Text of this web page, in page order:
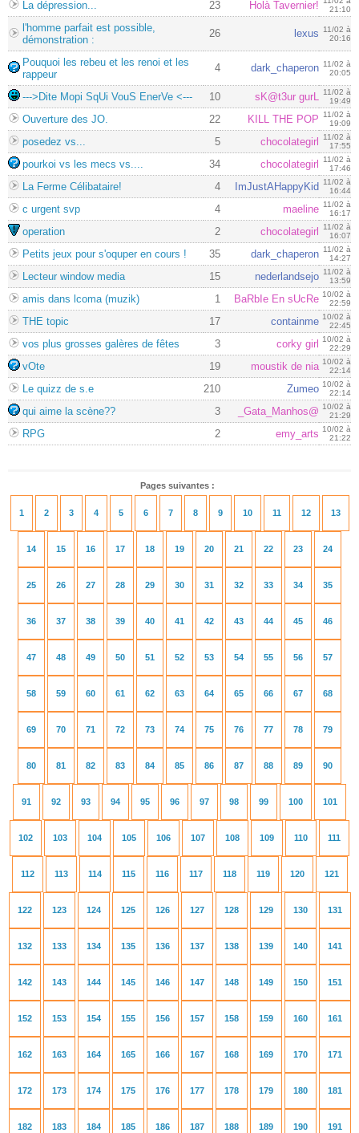
La dépression... 23 Holà Tavernier!
21:10
l'homme parfait est possible,
démonstration :
26 lexus 11/02 à
20:16
Pouquoi les rebeu et les renoi et les
rappeur
4 dark_chaperon 11/02 à
20:05
--->Dite Mopi SqUi VouS EnerVe <--- 10 sK@t3ur gurL 11/02 à
19:49
Ouverture des JO. 22 KILL THE POP 11/02 à
19:09
posedez vs... 5 chocolategirl
11/02 à
17:55
pourkoi vs les mecs vs.... 34 chocolategirl
11/02 à
17:46
La Ferme Célibataire! 4 ImJustAHappyKid 11/02 à
16:44
c urgent svp 4 maeline 11/02 à
16:17
operation 2 chocolategirl
11/02 à
16:07
Petits jeux pour s'oquper en cours ! 35 dark_chaperon 11/02 à
14:27
Lecteur window media 15 nederlandsejo 11/02 à
13:59
amis dans lcoma (muzik) 1 BaRbIe En sUcRe 10/02 à
22:59
THE topic 17 containme 10/02 à
22:45
vos plus grosses galères de fêtes 3 corky girl
10/02 à
22:29
vOte 19 moustik de nia 10/02 à
22:14
Le quizz de s.e 210 Zumeo 10/02 à
22:14
qui aime la scène?? 3 _Gata_Manhos@ 10/02 à
21:29
RPG 2 emy_arts 10/02 à
21:22
Pages suivantes :
1 2 3 4 5 6 7 8 9 10 11 12 13
14 15 16 17 18 19 20 21 22 23 24
25 26 27 28 29 30 31 32 33 34 35
36 37 38 39 40 41 42 43 44 45 46
47 48 49 50 51 52 53 54 55 56 57
58 59 60 61 62 63 64 65 66 67 68
69 70 71 72 73 74 75 76 77 78 79
80 81 82 83 84 85 86 87 88 89 90
91 92 93 94 95 96 97 98 99 100 101
102 103 104 105 106 107 108 109 110 111
112 113 114 115 116 117 118 119 120 121
122 123 124 125 126 127 128 129 130 131
132 133 134 135 136 137 138 139 140 141
142 143 144 145 146 147 148 149 150 151
152 153 154 155 156 157 158 159 160 161
162 163 164 165 166 167 168 169 170 171
172 173 174 175 176 177 178 179 180 181
182 183 184 185 186 187 188 189 190 191